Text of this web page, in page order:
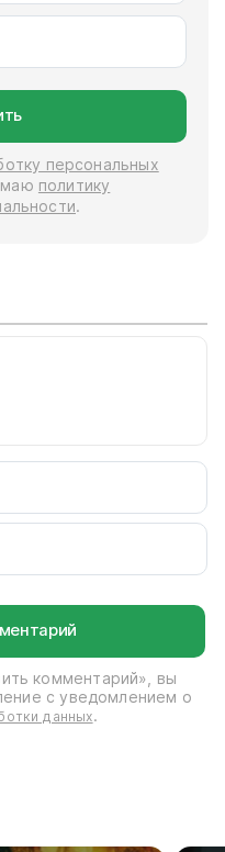
персональных
политику
.
комментарий», вы
с уведомлением о
данных.